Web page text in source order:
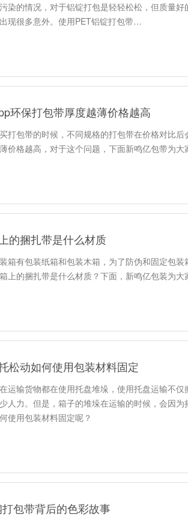
染的情况，对于铝锭打包是轻轻松松，但质量
现很多意外。使用PET铝锭打包带…
环保打包带厚度越薄价格越高
打包带的时候，不同规格的打包带在价格对比
价格越高，对于这个问题，下面新鸣亿包带为大
的捆扎带是什么材质
箱有包装纸箱和包装木箱，为了防伪和固定包
上的捆扎带是什么材质？下面，新鸣亿包装为大
松动如何使用包装材料固定
运输货物都在使用托盘堆垛，使用托盘运输不
人力。但是，箱子的堆垛在运输的时候，会因
使用包装材料固定呢？
包带背后的色彩故事